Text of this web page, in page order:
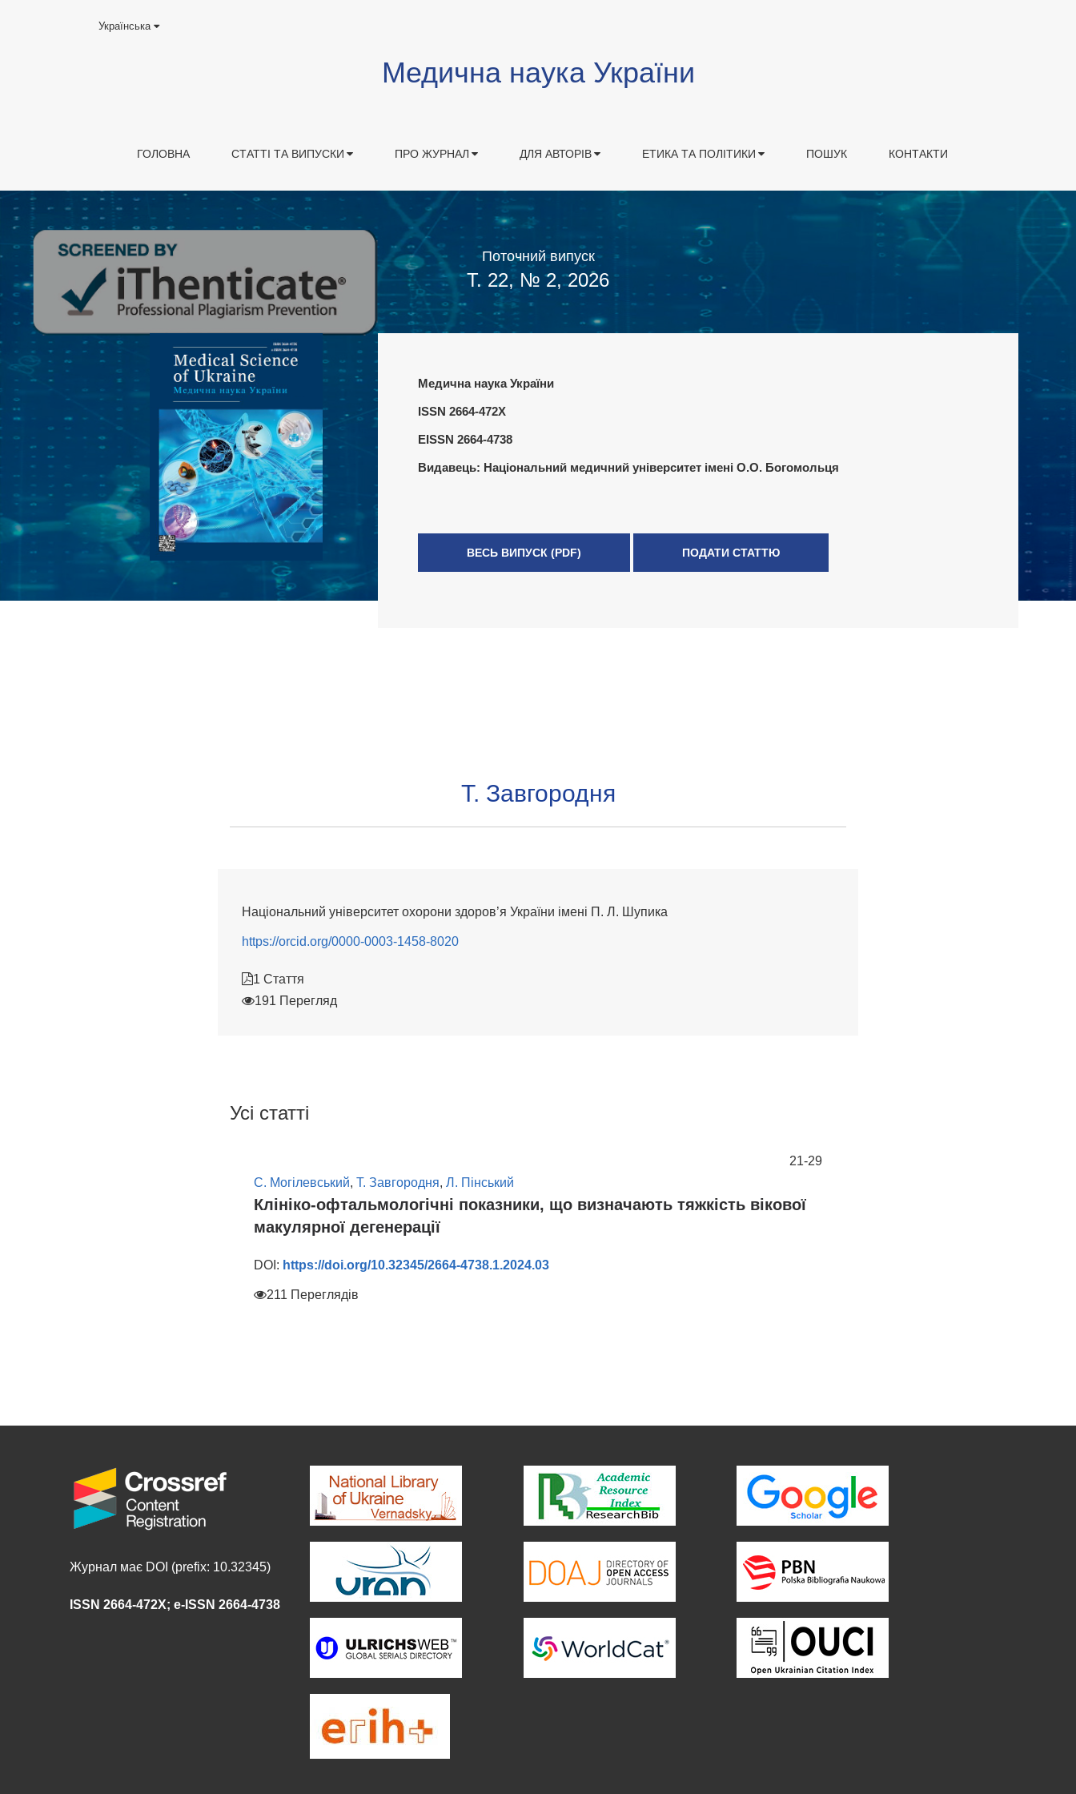
Українська
Медична наука України
ГОЛОВНА СТАТТІ ТА ВИПУСКИ ПРО ЖУРНАЛ ДЛЯ АВТОРІВ ЕТИКА ТА ПОЛІТИКИ ПОШУК КОНТАКТИ
Поточний випуск
Т. 22, № 2, 2026
Медична наука України
ISSN 2664-472X
EISSN 2664-4738
Видавець: Національний медичний університет імені О.О. Богомольця
ВЕСЬ ВИПУСК (PDF) ПОДАТИ СТАТТЮ
Т. Завгородня
Національний університет охорони здоров’я України імені П. Л. Шупика
https://orcid.org/0000-0003-1458-8020
1 Стаття
191 Перегляд
Усі статті
21-29
С. Могілевський, Т. Завгородня, Л. Пінський
Клініко-офтальмологічні показники, що визначають тяжкість вікової
макулярної дегенерації
DOI: https://doi.org/10.32345/2664-4738.1.2024.03
211 Переглядів
Журнал має DOI (prefix: 10.32345)
ISSN 2664-472X; e-ISSN 2664-4738